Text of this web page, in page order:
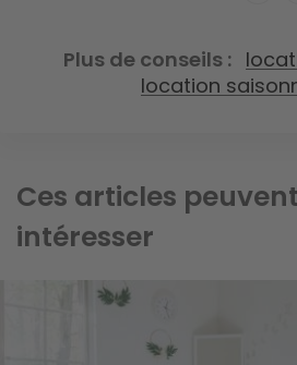
Plus de conseils
location
Ces articles
intéresser